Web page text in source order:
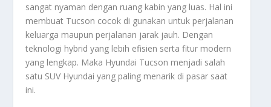
sangat nyaman dengan ruang kabin yang luas. Hal ini
membuat Tucson cocok di gunakan untuk perjalanan
keluarga maupun perjalanan jarak jauh. Dengan
teknologi hybrid yang lebih efisien serta fitur modern
yang lengkap. Maka Hyundai Tucson menjadi salah
satu SUV Hyundai yang paling menarik di pasar saat
ini.